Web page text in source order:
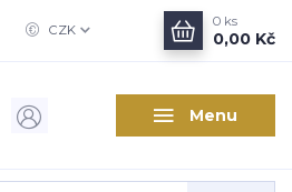
Menu
CZK
0 ks
0,00 Kč